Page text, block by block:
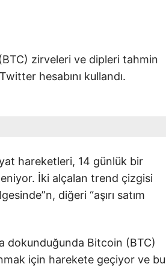
zirveleri ve dipleri tahmin
hesabını kullandı.
hareketleri, 14 günlük bir
İki alçalan trend çizgisi
diğeri “aşırı satım
dokunduğunda Bitcoin (BTC)
için harekete geçiyor ve bu